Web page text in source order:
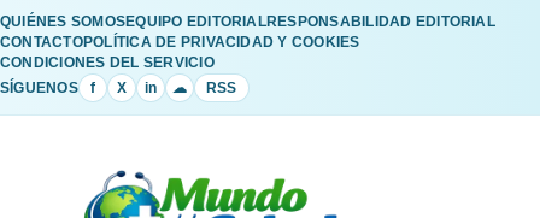
QUIÉNES SOMOSEQUIPO EDITORIALRESPONSABILIDAD EDITORIAL
CONTACTOPOLÍTICA DE PRIVACIDAD Y COOKIES
CONDICIONES DEL SERVICIO
SÍGUENOS
f X in ☁ RSS